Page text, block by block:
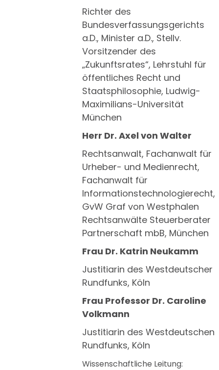
Richter des
Bundesverfassungsgerichts
a.D., Minister a.D., Stellv.
Vorsitzender des
„Zukunftsrates“, Lehrstuhl für
öffentliches Recht und
Staatsphilosophie, Ludwig-
Maximilians-Universität
München
Herr Dr. Axel von Walter
Rechtsanwalt, Fachanwalt für
Urheber- und Medienrecht,
Fachanwalt für
Informationstechnologierecht,
GvW Graf von Westphalen
Rechtsanwälte Steuerberater
Partnerschaft mbB, München
Frau Dr. Katrin Neukamm
Justitiarin des Westdeutscher
Rundfunks, Köln
Frau Professor Dr. Caroline
Volkmann
Justitiarin des Westdeutschen
Rundfunks, Köln
Wissenschaftliche Leitung: